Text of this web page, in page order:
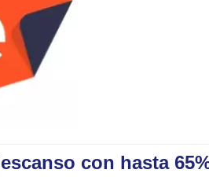
con hasta